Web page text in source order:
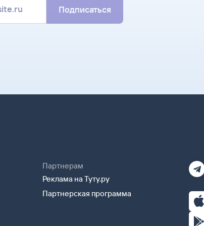
Подписаться
Партнерам
Реклама на Туту.ру
Партнерская программа